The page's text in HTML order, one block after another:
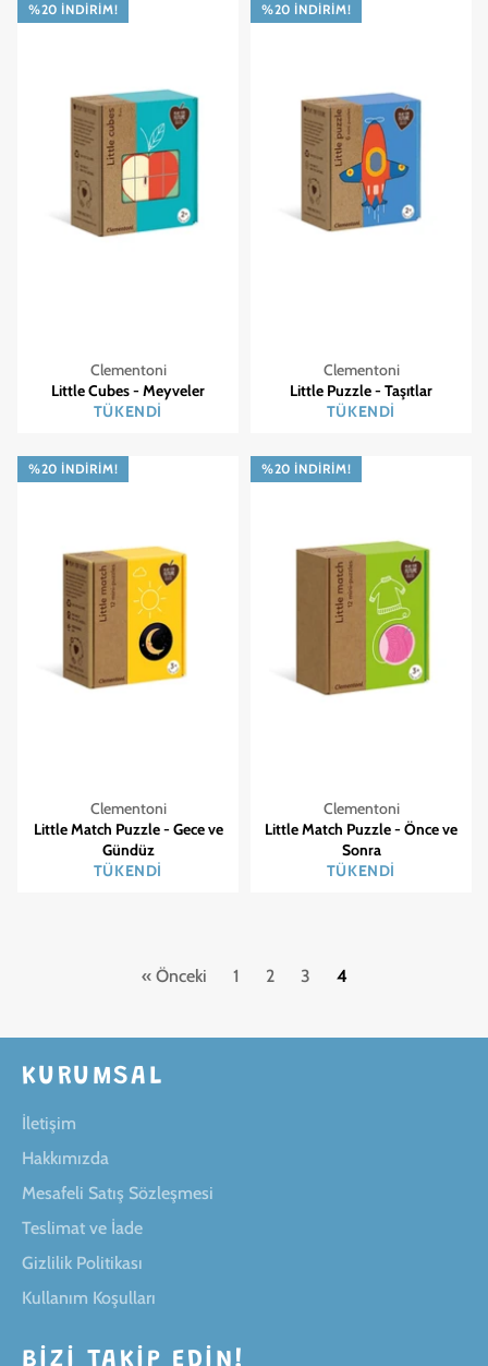
Clementoni
Little Cubes - Meyveler
TÜKENDI
%20 İNDIRIM!
Clementoni
Little Puzzle - Taşıtlar
TÜKENDI
%20 İNDIRIM!
Clementoni
Little Match Puzzle - Gece ve
Gündüz
TÜKENDI
%20 İNDIRIM!
Clementoni
Little Match Puzzle - Önce ve
Sonra
TÜKENDI
%20 İNDIRIM!
« Önceki 1 2 3 4
KURUMSAL
İletişim
Hakkımızda
Mesafeli Satış Sözleşmesi
Teslimat ve İade
Gizlilik Politikası
Kullanım Koşulları